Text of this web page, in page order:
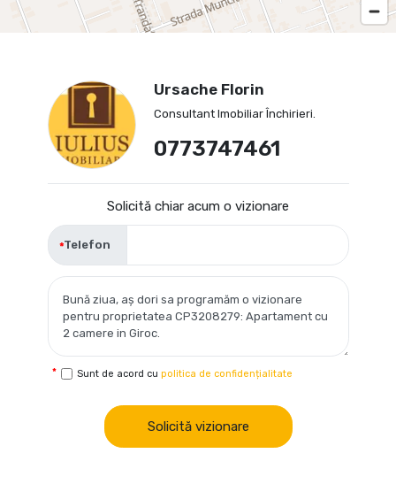
Ursache Florin
Consultant Imobiliar Închirieri.
0773747461
Solicită chiar acum o vizionare
Telefon
Sunt de acord cu politica de confidențialitate
Solicită vizionare